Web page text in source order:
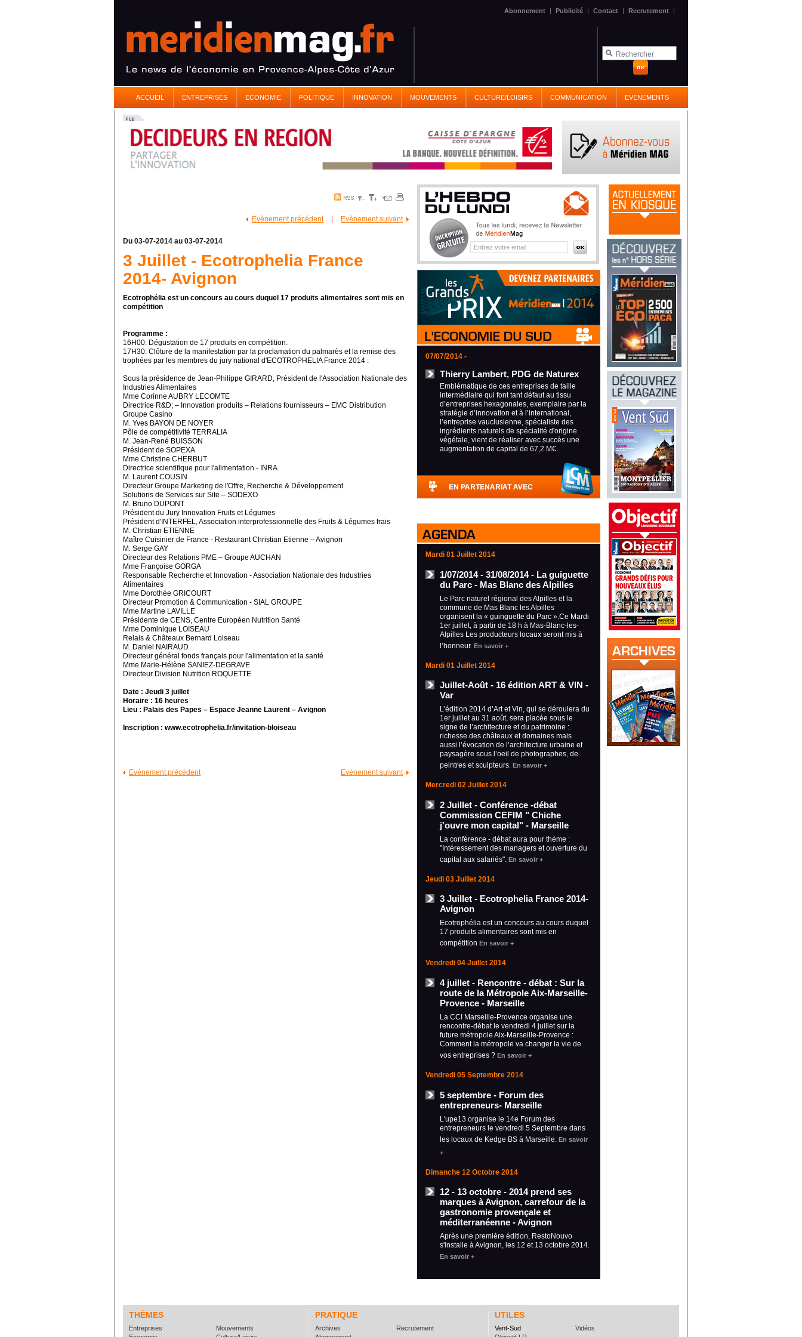
Abonnement | Publicité | Contact | Recrutement |
ACCUEIL ENTREPRISES ECONOMIE POLITIQUE INNOVATION MOUVEMENTS CULTURE/LOISIRS COMMUNICATION EVENEMENTS
Evènement précédent Evènement suivant
Du 03-07-2014 au 03-07-2014
3 Juillet - Ecotrophelia France
2014- Avignon
Ecotrophélia est un concours au cours duquel 17 produits alimentaires sont mis en
compétition
Programme :
16H00: Dégustation de 17 produits en compétition.
17H30: Clôture de la manifestation par la proclamation du palmarès et la remise des
trophées par les membres du jury national d'ECOTROPHELIA France 2014 :
Sous la présidence de Jean-Philippe GIRARD, Président de l'Association Nationale des
Industries Alimentaires
Mme Corinne AUBRY LECOMTE
Directrice R&D; – Innovation produits – Relations fournisseurs – EMC Distribution
Groupe Casino
M. Yves BAYON DE NOYER
Pôle de compétitivité TERRALIA
M. Jean-René BUISSON
Président de SOPEXA
Mme Christine CHERBUT
Directrice scientifique pour l'alimentation - INRA
M. Laurent COUSIN
Directeur Groupe Marketing de l'Offre, Recherche & Développement
Solutions de Services sur Site – SODEXO
M. Bruno DUPONT
Président du Jury Innovation Fruits et Légumes
Président d'INTERFEL, Association interprofessionnelle des Fruits & Légumes frais
M. Christian ETIENNE
Maître Cuisinier de France - Restaurant Christian Etienne – Avignon
M. Serge GAY
Directeur des Relations PME – Groupe AUCHAN
Mme Françoise GORGA
Responsable Recherche et Innovation - Association Nationale des Industries
Alimentaires
Mme Dorothée GRICOURT
Directeur Promotion & Communication - SIAL GROUPE
Mme Martine LAVILLE
Présidente de CENS, Centre Européen Nutrition Santé
Mme Dominique LOISEAU
Relais & Châteaux Bernard Loiseau
M. Daniel NAIRAUD
Directeur général fonds français pour l'alimentation et la santé
Mme Marie-Hélène SANIEZ-DEGRAVE
Directeur Division Nutrition ROQUETTE
Date : Jeudi 3 juillet
Horaire : 16 heures
Lieu : Palais des Papes – Espace Jeanne Laurent – Avignon
Inscription : www.ecotrophelia.fr/invitation-bloiseau
Evènement précédent Evènement suivant
07/07/2014 -
Thierry Lambert, PDG de Naturex
Emblématique de ces entreprises de taille
intermédiaire qui font tant défaut au tissu
d’entreprises hexagonales, exemplaire par la
stratégie d’innovation et à l’international,
l’entreprise vauclusienne, spécialiste des
ingrédients naturels de spécialité d'origine
végétale, vient de réaliser avec succès une
augmentation de capital de 67,2 M€.
Mardi 01 Juillet 2014
1/07/2014 - 31/08/2014 - La guiguette
du Parc - Mas Blanc des Alpilles
Le Parc naturel régional des Alpilles et la
commune de Mas Blanc les Alpilles
organisent la « guinguette du Parc ».Ce Mardi
1er juillet, à partir de 18 h à Mas-Blanc-les-
Alpilles Les producteurs locaux seront mis à
l’honneur. En savoir +
Mardi 01 Juillet 2014
Juillet-Août - 16 édition ART & VIN -
Var
L’édition 2014 d’Art et Vin, qui se déroulera du
1er juillet au 31 août, sera placée sous le
signe de l’architecture et du patrimoine :
richesse des châteaux et domaines mais
aussi l’évocation de l’architecture urbaine et
paysagère sous l’oeil de photographes, de
peintres et sculpteurs. En savoir +
Mercredi 02 Juillet 2014
2 Juillet - Conférence -débat
Commission CEFIM " Chiche
j'ouvre mon capital" - Marseille
La conférence - débat aura pour thème :
"Intéressement des managers et ouverture du
capital aux salariés". En savoir +
Jeudi 03 Juillet 2014
3 Juillet - Ecotrophelia France 2014-
Avignon
Ecotrophélia est un concours au cours duquel
17 produits alimentaires sont mis en
compétition En savoir +
Vendredi 04 Juillet 2014
4 juillet - Rencontre - débat : Sur la
route de la Métropole Aix-Marseille-
Provence - Marseille
La CCI Marseille-Provence organise une
rencontre-débat le vendredi 4 juillet sur la
future métropole Aix-Marseille-Provence :
Comment la métropole va changer la vie de
vos entreprises ? En savoir +
Vendredi 05 Septembre 2014
5 septembre - Forum des
entrepreneurs- Marseille
L'upe13 organise le 14e Forum des
entrepreneurs le vendredi 5 Septembre dans
les locaux de Kedge BS à Marseille. En savoir
+
Dimanche 12 Octobre 2014
12 - 13 octobre - 2014 prend ses
marques à Avignon, carrefour de la
gastronomie provençale et
méditerranéenne - Avignon
Après une première édition, RestoNouvo
s'installe à Avignon, les 12 et 13 octobre 2014.
En savoir +
THÈMES PRATIQUE UTILES
Entreprises
Mouvements
Archives
Recrutement
Vent-Sud
Vidéos